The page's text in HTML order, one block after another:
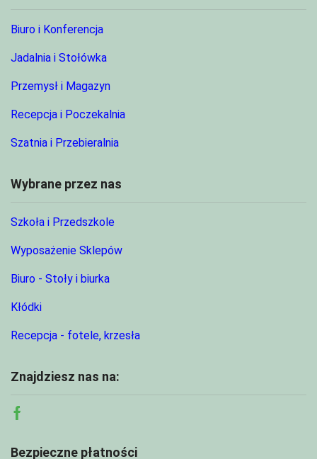
Biuro i Konferencja
Jadalnia i Stołówka
Przemysł i Magazyn
Recepcja i Poczekalnia
Szatnia i Przebieralnia
Wybrane przez nas
Szkoła i Przedszkole
Wyposażenie Sklepów
Biuro - Stoły i biurka
Kłódki
Recepcja - fotele, krzesła
Znajdziesz nas na:
Facebook
Bezpieczne płatności